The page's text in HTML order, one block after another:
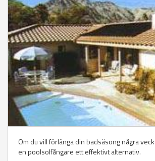
Om du vill förlänga din badsäsong några
en poolsolfångare ett effektivt alternativ.